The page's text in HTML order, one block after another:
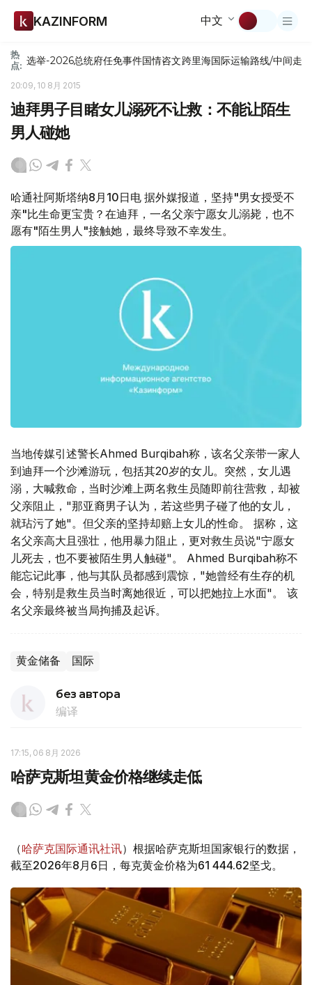
KAZINFORM 中文
热
点: 选举-2026总统府任免事件国情咨文跨里海国际运输路线/中间走廊
20:09, 10 8月 2015
迪拜男子目睹女儿溺死不让救：不能让陌生
男人碰她
哈通社阿斯塔纳8月10日电 据外媒报道，坚持"男女授受不
亲"比生命更宝贵？在迪拜，一名父亲宁愿女儿溺毙，也不
愿有"陌生男人"接触她，最终导致不幸发生。
当地传媒引述警长Ahmed Burqibah称，该名父亲带一家人
到迪拜一个沙滩游玩，包括其20岁的女儿。突然，女儿遇
溺，大喊救命，当时沙滩上两名救生员随即前往营救，却被
父亲阻止，"那亚裔男子认为，若这些男子碰了他的女儿，
就玷污了她"。但父亲的坚持却赔上女儿的性命。 据称，这
名父亲高大且强壮，他用暴力阻止，更对救生员说"宁愿女
儿死去，也不要被陌生男人触碰"。 Ahmed Burqibah称不
能忘记此事，他与其队员都感到震惊，"她曾经有生存的机
会，特别是救生员当时离她很近，可以把她拉上水面"。 该
名父亲最终被当局拘捕及起诉。
黄金储备 国际
без автора
编译
17:15, 06 8月 2026
哈萨克斯坦黄金价格继续走低
（哈萨克国际通讯社讯）根据哈萨克斯坦国家银行的数据，
截至2026年8月6日，每克黄金价格为61 444.62坚戈。